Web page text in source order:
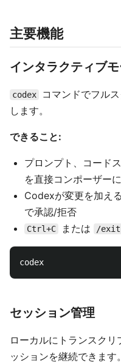
主要機能
インタラクティブ
codex
コマンドでフル
します。
できること:
プロンプト、コード
を直接コンポーザー
Codexが変更を加え
で承認/拒否
Ctrl+C または /exit
セッション管理
ローカルにトランスク
ッションを継続できます。